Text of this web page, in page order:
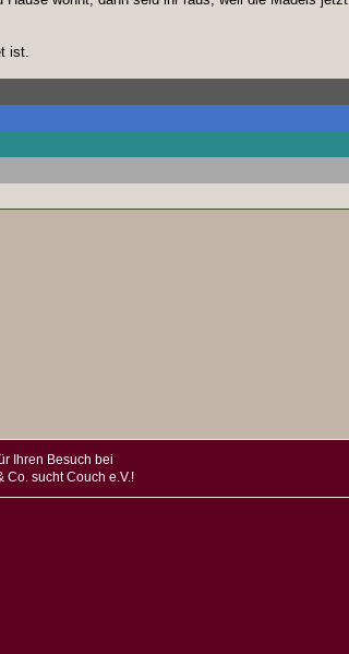
ist.
Ihren Besuch bei
Co. sucht Couch e.V.!